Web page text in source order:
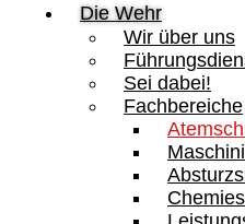
Die Wehr
Wir über uns
Sei dabei!
Fachbereiche